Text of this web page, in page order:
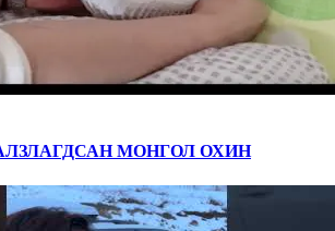
МОНГОЛ ОХИН